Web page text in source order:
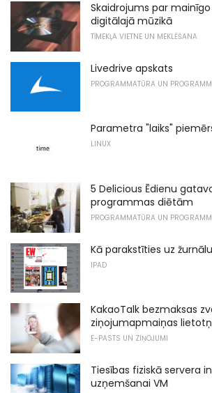
Skaidrojums par
digitālajā mūzikā
TĪMEKĻA VIETNE UN MEKLĒŠANA
Livedrive apskats
PROGRAMMATŪRA UN
Parametra "laiks"
LINUX
5 Delicious Ēdienu
programmas diētām
PROGRAMMATŪRA UN
Kā parakstīties uz
IPAD
KakaoTalk bezmaksas
ziņojumapmaiņas
E-PASTS UN ZIŅOJUMI
Tiesības fiziskā servera
uzņemšanai VM